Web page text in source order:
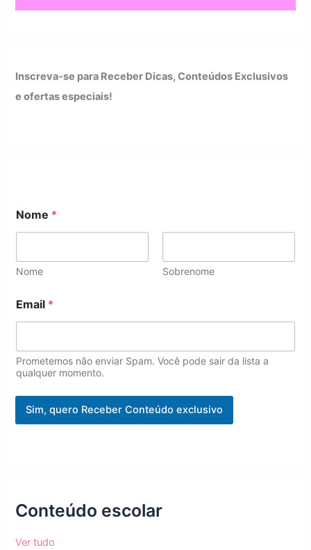
Inscreva-se para Receber Dicas, Conteúdos Exclusivos
e ofertas especiais!
Nome *
Nome Sobrenome
*
*
Email *
Prometemos não enviar Spam. Você pode sair da lista a
qualquer momento.
Sim, quero Receber Conteúdo exclusivo
Conteúdo escolar
Ver tudo